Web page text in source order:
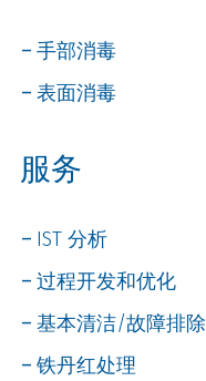
手部消毒
表面消毒
服务
IST 分析
过程开发和优化
基本清洁/故障排除
铁丹红处理